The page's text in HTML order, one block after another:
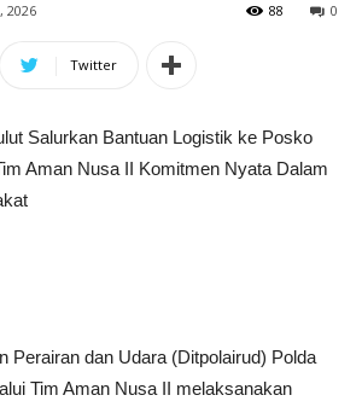
2026 0
88
Twitter
Salurkan Bantuan Logistik ke Posko
Aman Nusa II Komitmen Nyata Dalam
Perairan dan Udara (Ditpolairud) Polda
Tim Aman Nusa II melaksanakan